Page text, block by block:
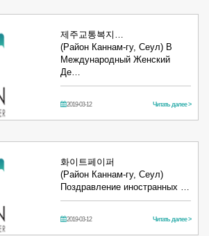
제주교통복지…
(Район Каннам-гу, Сеул) В
Международный Женский
Де…
2019-03-12 Читать далее >
화이트페이퍼
(Район Каннам-гу, Сеул)
Поздравление иностранных …
2019-03-12 Читать далее >